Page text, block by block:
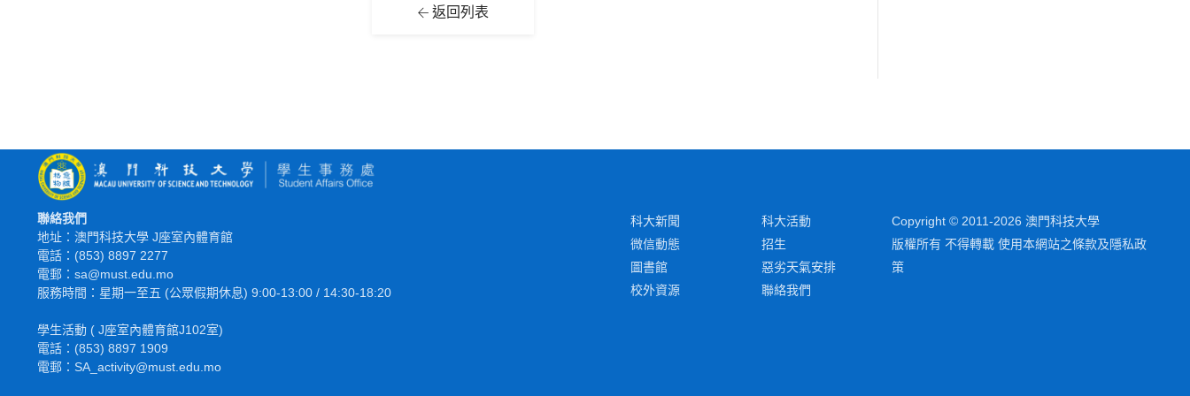
返回列表
聯絡我們
地址：澳門科技大學 J座室內體育館
電話：(853) 8897 2277
電郵：sa@must.edu.mo
服務時間：星期一至五 (公眾假期休息) 9:00-13:00 / 14:30-18:20
學生活動 ( J座室內體育館J102室)
電話：(853) 8897 1909
電郵：SA_activity@must.edu.mo
科大新聞
科大活動
微信動態
招生
圖書館
惡劣天氣安排
校外資源
聯絡我們
Copyright © 2011-2026 澳門科技大學
版權所有 不得轉載 使用本網站之條款及隱私政
策